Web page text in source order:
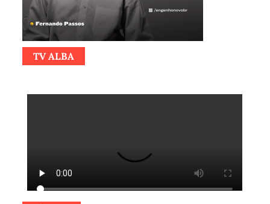
TV ALBA